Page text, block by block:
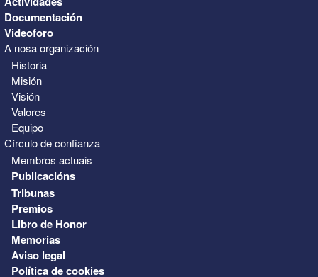
Documentación
Videoforo
A nosa organización
Historia
Misión
Visión
Valores
Equipo
Círculo de confianza
Membros actuais
Publicacións
Tribunas
Premios
Libro de Honor
Memorias
Aviso legal
Política de cookies